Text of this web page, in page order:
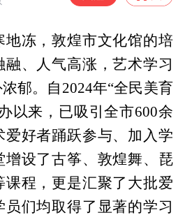
地冻，敦煌市文化馆的培
、人气高涨，艺术学习
郁。自2024年“全民美育
以来，已吸引全市600余
爱好者踊跃参与、加入学
增设了古筝、敦煌舞、琵
课程，更是汇聚了大批爱
们均取得了显著的学习